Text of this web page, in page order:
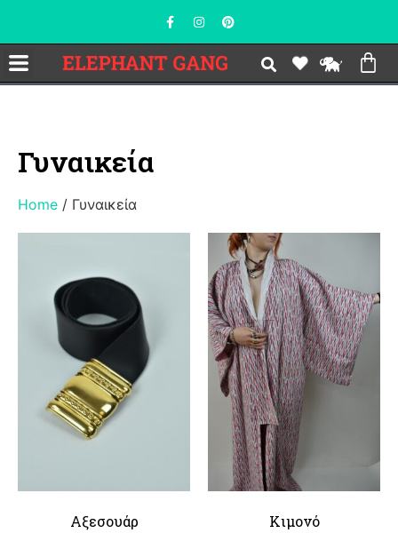
Γυναικεία
Home / Γυναικεία
Αξεσουάρ Κιμονό